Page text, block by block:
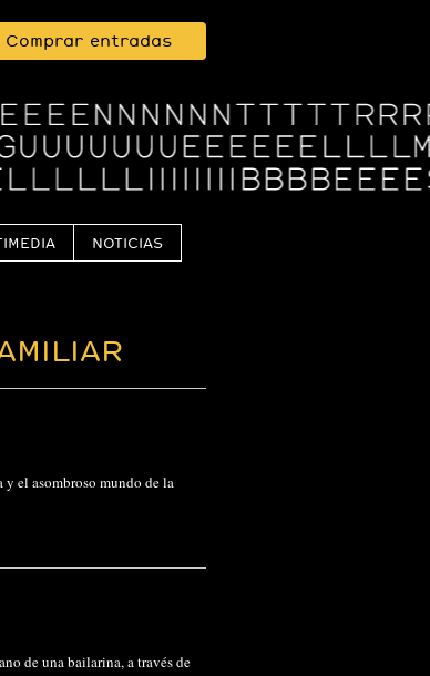
Comprar entradas
NOTICIAS
el asombroso mundo de la
de una bailarina, a través de